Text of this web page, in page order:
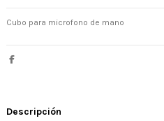
Cubo para microfono de mano
Descripción